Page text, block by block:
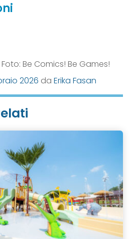
Be Comics! Be Games!
2026 da Erika Fasan